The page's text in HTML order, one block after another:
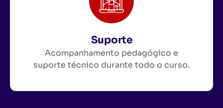
Suporte
Acompanhamento pedagógico e
suporte técnico durante todo o curso.